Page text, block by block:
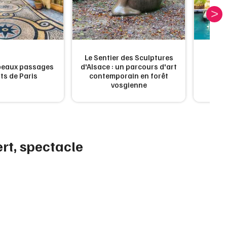
Artistes en tournée
Actualités
passages
de Paris
Le Sentier des Sculptures
d'Alsace : un parcours d'art
contemporain en forêt
vosgienne
spectacle